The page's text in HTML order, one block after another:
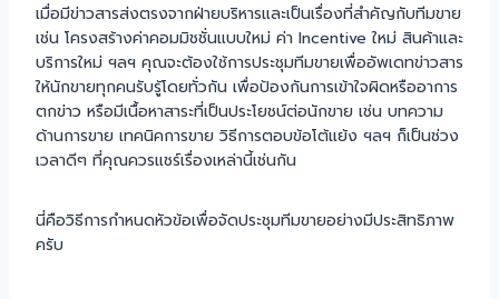
เมื่อมีข่าวสารส่งตรงจากฝ่ายบริหารและเป็นเรื่องที่สำคัญกับทีมขาย
เช่น โครงสร้างค่าคอมมิชชั่นแบบใหม่ ค่า Incentive ใหม่ สินค้าและ
บริการใหม่ ฯลฯ คุณจะต้องใช้การประชุมทีมขายเพื่ออัพเดทข่าวสาร
ให้นักขายทุกคนรับรู้โดยทั่วกัน เพื่อป้องกันการเข้าใจผิดหรืออาการ
ตกข่าว หรือมีเนื้อหาสาระที่เป็นประโยชน์ต่อนักขาย เช่น บทความ
ด้านการขาย เทคนิคการขาย วิธีการตอบข้อโต้แย้ง ฯลฯ ก็เป็นช่วง
เวลาดีๆ ที่คุณควรแชร์เรื่องเหล่านี้เช่นกัน
นี่คือวิธีการกำหนดหัวข้อเพื่อจัดประชุมทีมขายอย่างมีประสิทธิภาพ
ครับ